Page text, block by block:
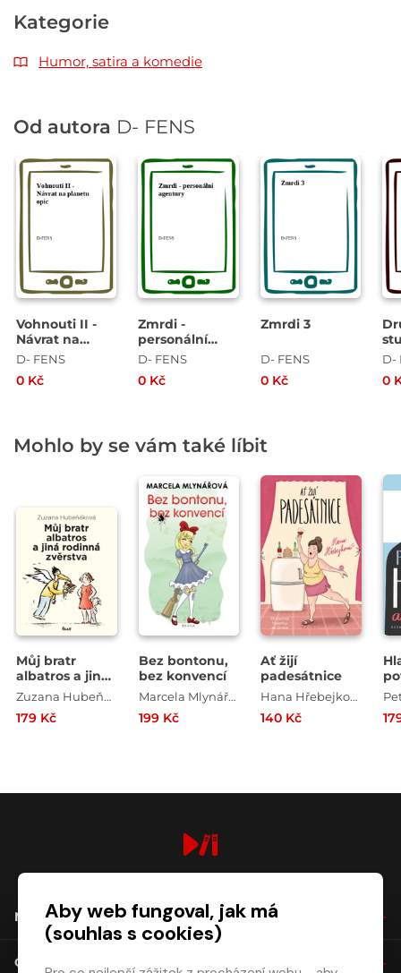
Kategorie
Humor, satira a komedie
Od autora D- FENS
Vohnouti II -
Návrat na
planetu opic
D- FENS
0 Kč
Zmrdi -
personální
agentury
D- FENS
0 Kč
Zmrdi 3
D- FENS
0 Kč
D-
0
Mohlo by se vám také líbit
Můj bratr
albatros a jiná
rodinná
Zuzana Hubeňáková
179 Kč
Bez bontonu,
bez konvencí
Marcela Mlynářová
199 Kč
Ať žijí
padesátnice
Hana Hřebejková
140 Kč
NÁKUP
O SPOLEČNOSTI
Aby web fungoval, jak má
(souhlas s cookies)